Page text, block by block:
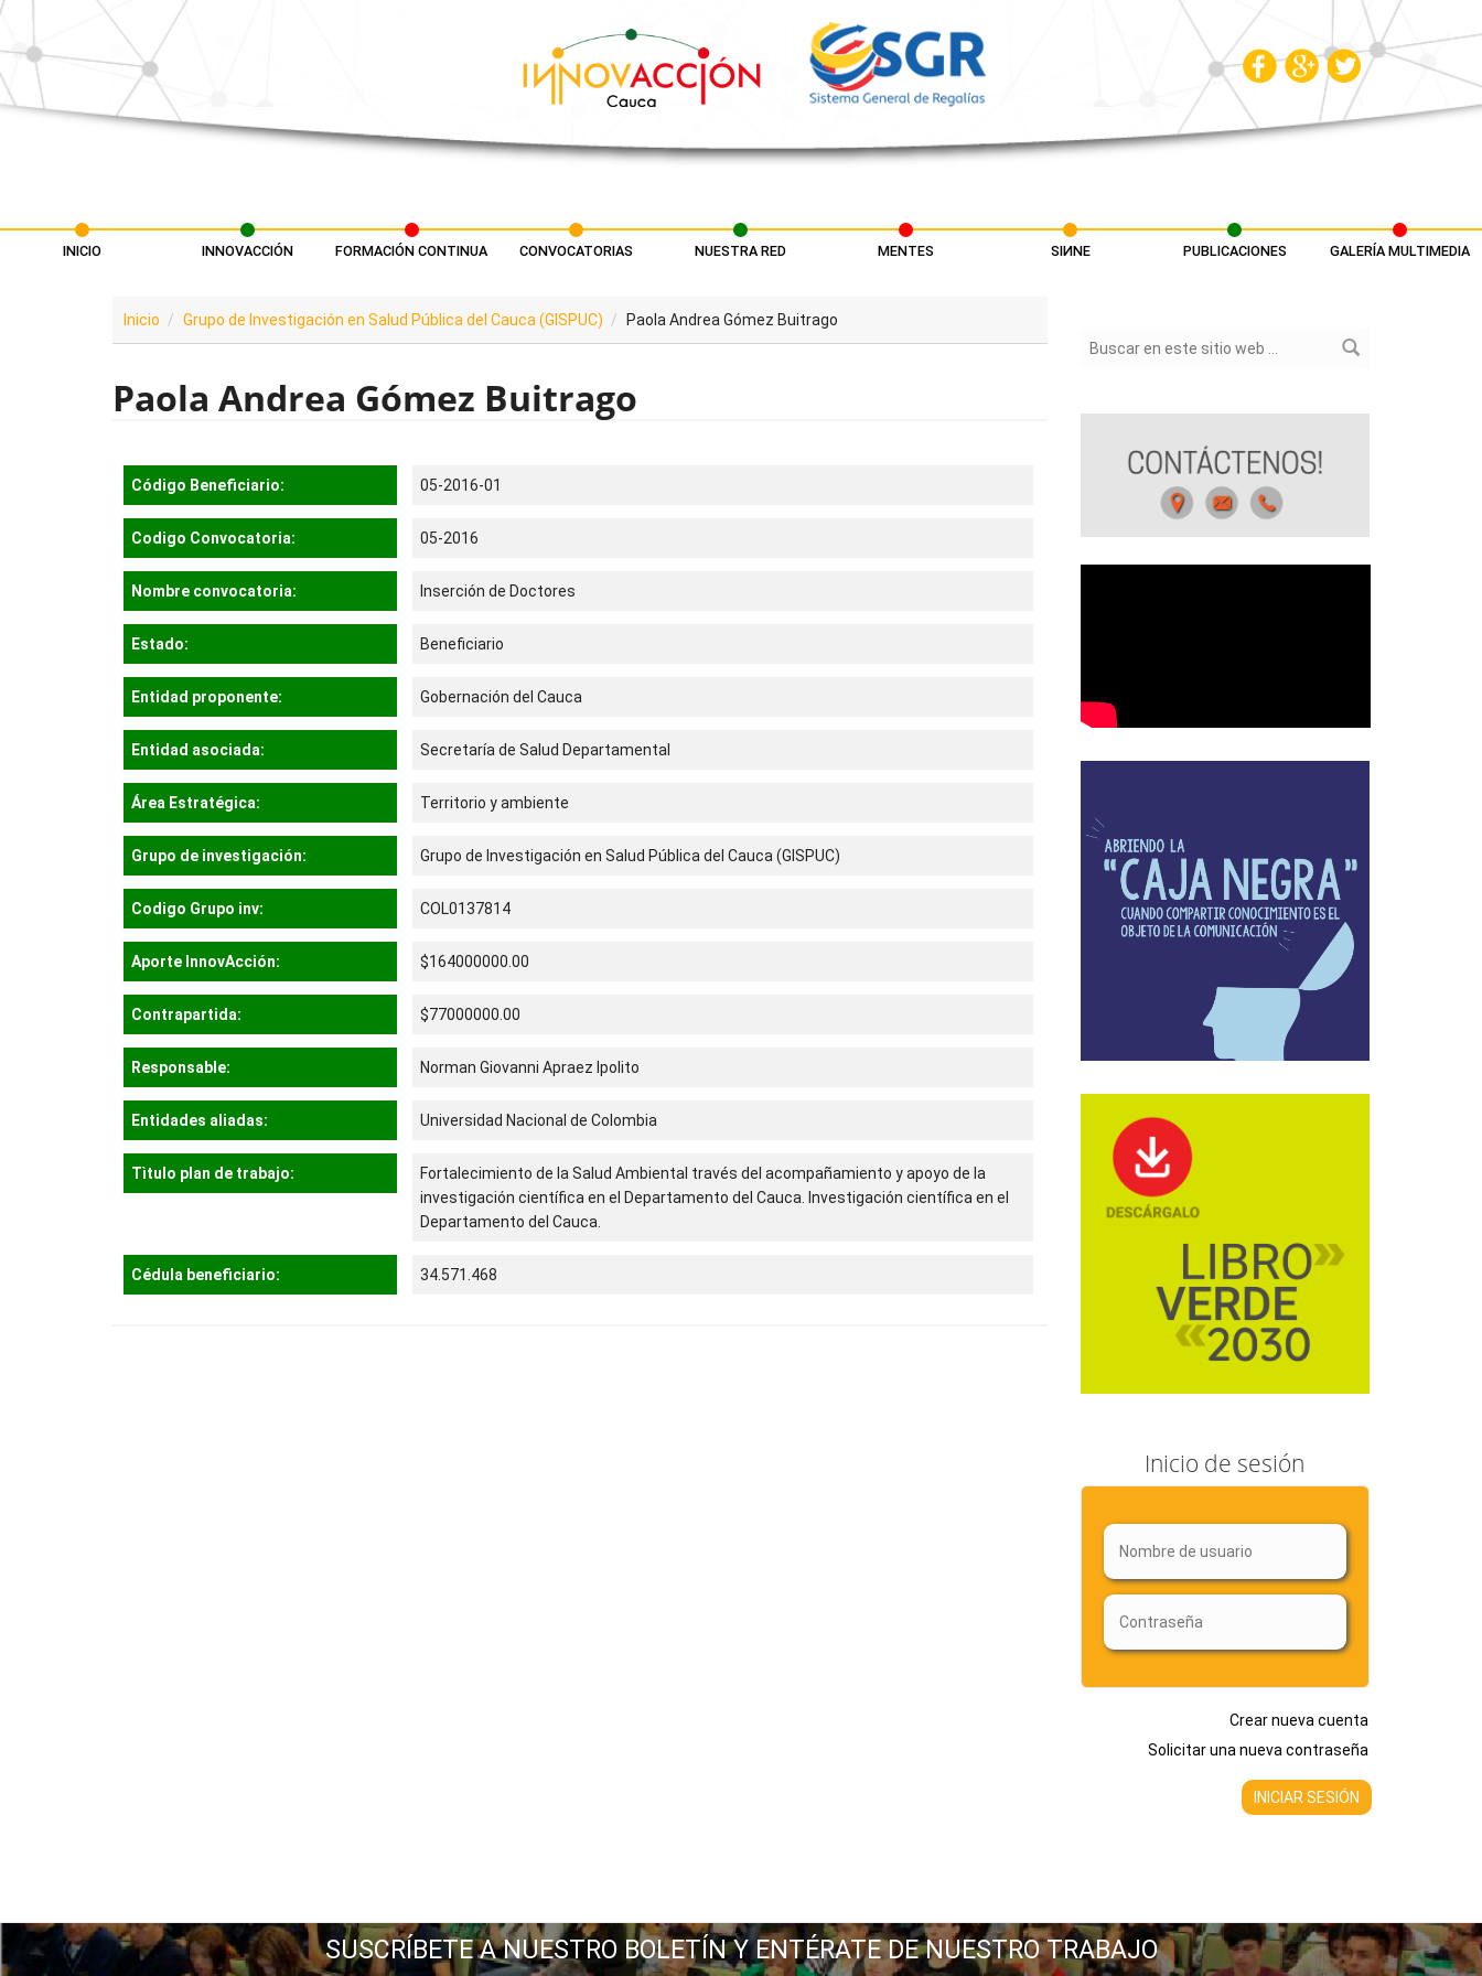
Pasar al contenido principal
INICIO INNOVACCIÓN FORMACIÓN CONTINUA CONVOCATORIAS NUESTRA RED MENTES SIИNE PUBLICACIONES GALERÍA MULTIMEDIA
Inicio Grupo de Investigación en Salud Pública del Cauca (GISPUC) Paola Andrea Gómez Buitrago
Paola Andrea Gómez Buitrago
Código Beneficiario: 05-2016-01
Codigo Convocatoria: 05-2016
Nombre convocatoria: Inserción de Doctores
Estado: Beneficiario
Entidad proponente: Gobernación del Cauca
Entidad asociada: Secretaría de Salud Departamental
Área Estratégica: Territorio y ambiente
Grupo de investigación: Grupo de Investigación en Salud Pública del Cauca (GISPUC)
Codigo Grupo inv: COL0137814
Aporte InnovAcción: $164000000.00
Contrapartida: $77000000.00
Responsable: Norman Giovanni Apraez Ipolito
Entidades aliadas: Universidad Nacional de Colombia
Tìtulo plan de trabajo:
Fortalecimiento de la Salud Ambiental través del acompañamiento y apoyo de la
investigación científica en el Departamento del Cauca. Investigación científica en el
Departamento del Cauca.
Cédula beneficiario: 34.571.468
Formulario de búsqueda
Inicio de sesión
Crear nueva cuenta
Solicitar una nueva contraseña
SUSCRÍBETE A NUESTRO BOLETÍN Y ENTÉRATE DE NUESTRO TRABAJO